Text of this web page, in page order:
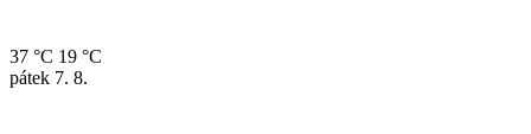
37 °C 19 °C
pátek 7. 8.